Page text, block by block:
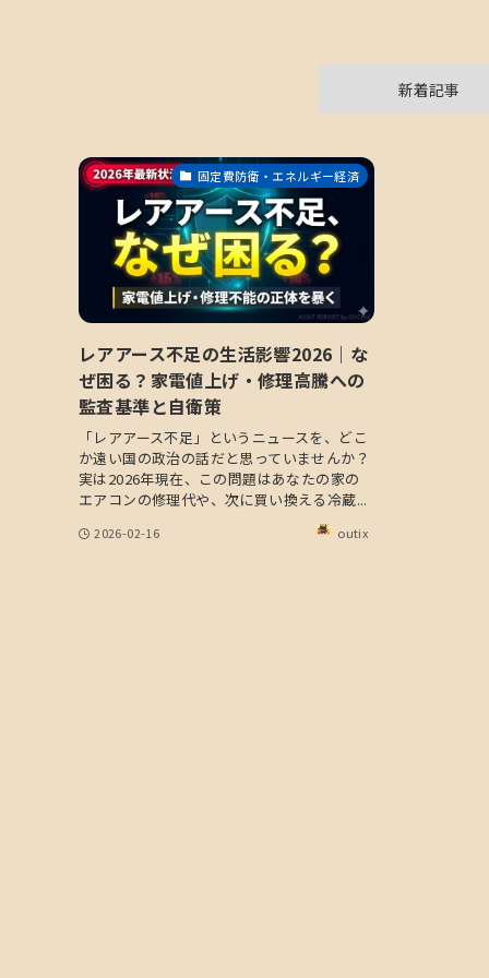
新着記事
固定費防衛・エネルギー経済
レアアース不足の生活影響2026｜な
ぜ困る？家電値上げ・修理高騰への
監査基準と自衛策
「レアアース不足」というニュースを、どこ
か遠い国の政治の話だと思っていませんか？
実は2026年現在、この問題はあなたの家の
エアコンの修理代や、次に買い換える冷蔵...
2026-02-16 outix